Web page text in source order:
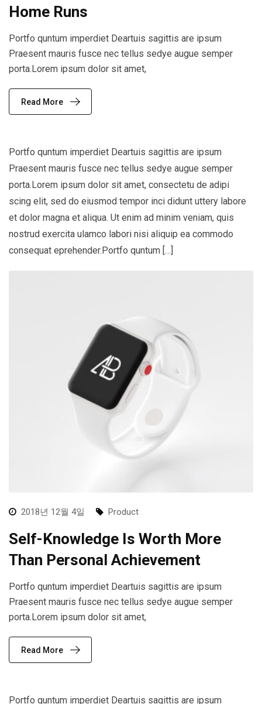
Home Runs
Portfo quntum imperdiet Deartuis sagittis are ipsum
Praesent mauris fusce nec tellus sedye augue semper
porta.Lorem ipsum dolor sit amet,
Read More
Portfo quntum imperdiet Deartuis sagittis are ipsum
Praesent mauris fusce nec tellus sedye augue semper
porta.Lorem ipsum dolor sit amet, consectetu de adipi
scing elit, sed do eiusmod tempor inci didunt uttery labore
et dolor magna et aliqua. Ut enim ad minim veniam, quis
nostrud exercita ulamco labori nisi aliquip ea commodo
consequat eprehender.Portfo quntum […]
2018년 12월 4일 Product
Self-Knowledge Is Worth More
Than Personal Achievement
Portfo quntum imperdiet Deartuis sagittis are ipsum
Praesent mauris fusce nec tellus sedye augue semper
porta.Lorem ipsum dolor sit amet,
Read More
Portfo quntum imperdiet Deartuis sagittis are ipsum